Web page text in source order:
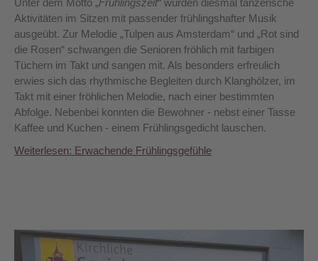
Unter dem Motto „Frühlingszeit“ wurden diesmal tänzerische
Aktivitäten im Sitzen mit passender frühlingshafter Musik
ausgeübt. Zur Melodie „Tulpen aus Amsterdam“ und „Rot sind
die Rosen“ schwangen die Senioren fröhlich mit farbigen
Tüchern im Takt und sangen mit. Als besonders erfreulich
erwies sich das rhythmische Begleiten durch Klanghölzer, im
Takt mit einer fröhlichen Melodie, nach einer bestimmten
Abfolge. Nebenbei konnten die Bewohner - nebst einer Tasse
Kaffee und Kuchen - einem Frühlingsgedicht lauschen.
Weiterlesen: Erwachende Frühlingsgefühle